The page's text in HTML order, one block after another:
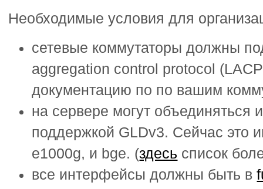
Необходимые условия для
сетевые коммутаторы должны
aggregation control protocol
документацию по по вашим
на сервере могут объединяться
поддержкой GLDv3. Сейчас это
e1000g, и bge. (здесь список
все интерфейсы должны быть в